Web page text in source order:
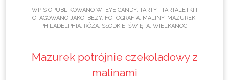
WPIS OPUBLIKOWANO W: EYE CANDY, TARTY I TARTALETKI I
OTAGOWANO JAKO: BEZY, FOTOGRAFIA MALINY, MAZUREK
PHILADELPHIA RÓŻA SŁODKIE ŚWIĘTA WIELKANOC
Mazurek potrójnie czekoladowy z
malinami